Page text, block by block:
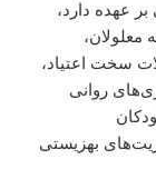
عهده دارد،
معلولان،
سخت اعتیاد،
روانی
بهزیستی